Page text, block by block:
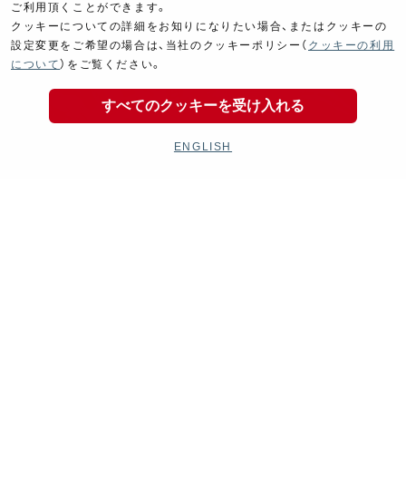
ご利用頂くことができます。
クッキーについての詳細をお知りになりたい場合、またはクッキーの
設定変更をご希望の場合は、当社のクッキーポリシー（ クッキーの利用
について ）をご覧ください。
すべてのクッキーを受け入れる
ENGLISH